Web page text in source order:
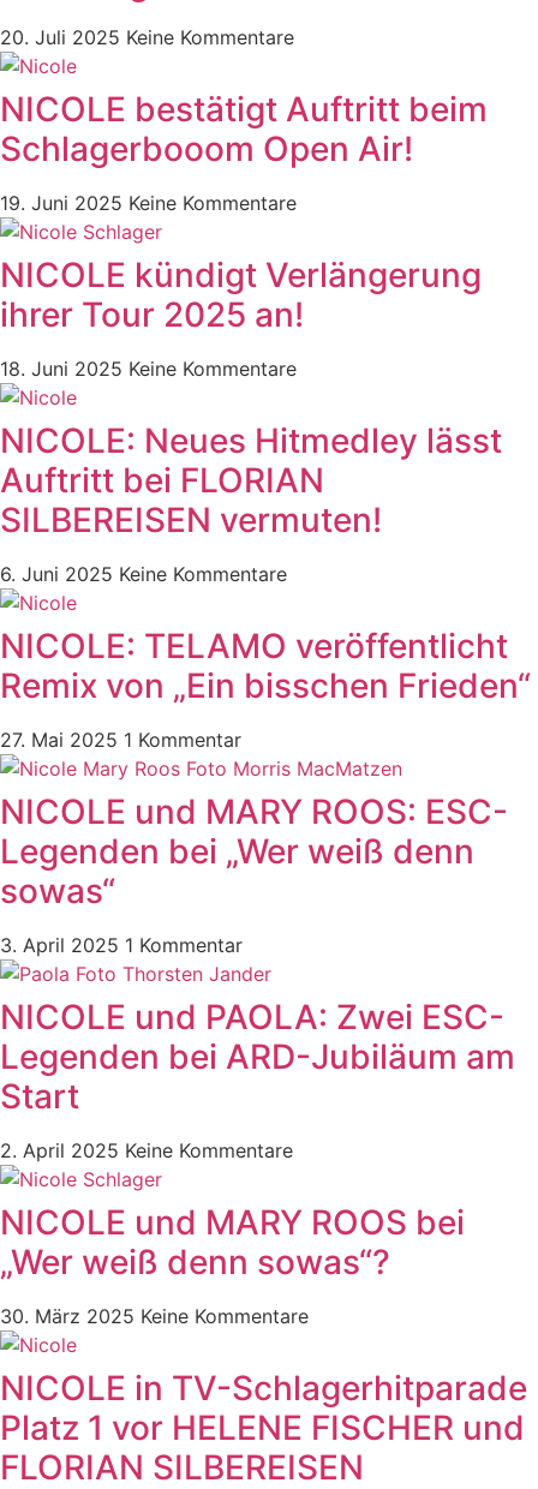
20. Juli 2025 Keine Kommentare
NICOLE bestätigt Auftritt beim
Schlagerbooom Open Air!
19. Juni 2025 Keine Kommentare
NICOLE kündigt Verlängerung
ihrer Tour 2025 an!
18. Juni 2025 Keine Kommentare
NICOLE: Neues Hitmedley lässt
Auftritt bei FLORIAN
SILBEREISEN vermuten!
6. Juni 2025 Keine Kommentare
NICOLE: TELAMO veröffentlicht
Remix von „Ein bisschen Frieden“
27. Mai 2025 1 Kommentar
NICOLE und MARY ROOS: ESC-
Legenden bei „Wer weiß denn
sowas“
3. April 2025 1 Kommentar
NICOLE und PAOLA: Zwei ESC-
Legenden bei ARD-Jubiläum am
Start
2. April 2025 Keine Kommentare
NICOLE und MARY ROOS bei
„Wer weiß denn sowas“?
30. März 2025 Keine Kommentare
NICOLE in TV-Schlagerhitparade
Platz 1 vor HELENE FISCHER und
FLORIAN SILBEREISEN